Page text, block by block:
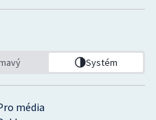
média
Systém